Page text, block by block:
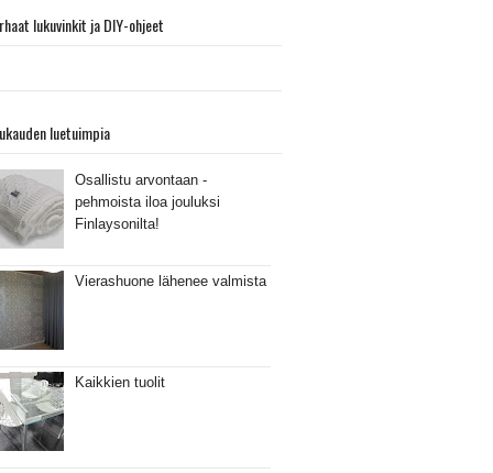
lukuvinkit ja DIY-ohjeet
luetuimpia
Osallistu arvontaan -
pehmoista iloa jouluksi
Finlaysonilta!
Vierashuone lähenee valmista
Kaikkien tuolit